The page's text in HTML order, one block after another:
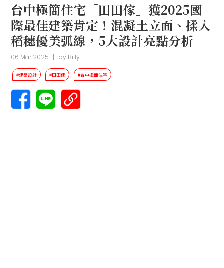
台中極簡住宅「田田傢」獲2025國
際最佳建築肯定！混凝土立面、揉入
稻穗優美弧線，5大設計亮點分析
06 Mar 2025 | by Billy
#建築設計 #田田傢 #台中極簡住宅